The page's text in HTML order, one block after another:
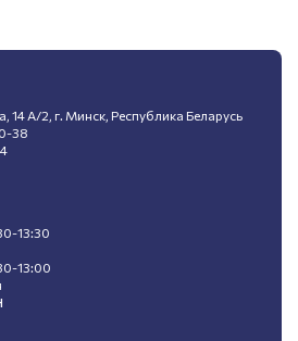
14 А/2, г. Минск, Республика Беларусь
38
13:30
13:00